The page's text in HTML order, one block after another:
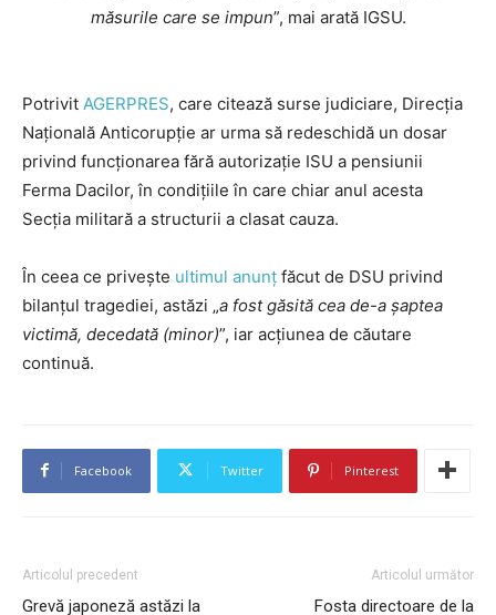
măsurile care se impun”, mai arată IGSU.
Potrivit AGERPRES, care citează surse judiciare, Direcţia
Naţională Anticorupţie ar urma să redeschidă un dosar
privind funcţionarea fără autorizaţie ISU a pensiunii
Ferma Dacilor, în condițiile în care chiar anul acesta
Secţia militară a structurii a clasat cauza.
În ceea ce privește ultimul anunț făcut de DSU privind
bilanțul tragediei, astăzi „a fost găsită cea de-a șaptea
victimă, decedată (minor)”, iar acțiunea de căutare
continuă.
Facebook Twitter Pinterest
Articolul precedent
Grevă japoneză astăzi la
Articolul următor
Fosta directoare de la